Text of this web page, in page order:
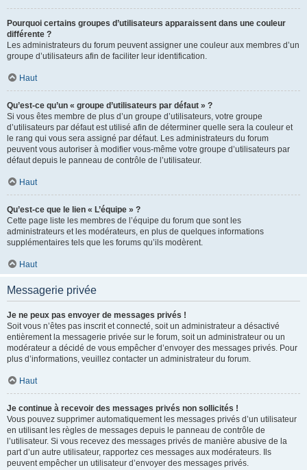
Pourquoi certains groupes d’utilisateurs apparaissent dans une couleur
différente ?
Les administrateurs du forum peuvent assigner une couleur aux membres d’un
groupe d’utilisateurs afin de faciliter leur identification.
Haut
Qu’est-ce qu’un « groupe d’utilisateurs par défaut » ?
Si vous êtes membre de plus d’un groupe d’utilisateurs, votre groupe
d’utilisateurs par défaut est utilisé afin de déterminer quelle sera la couleur et
le rang qui vous sera assigné par défaut. Les administrateurs du forum
peuvent vous autoriser à modifier vous-même votre groupe d’utilisateurs par
défaut depuis le panneau de contrôle de l’utilisateur.
Haut
Qu’est-ce que le lien « L’équipe » ?
Cette page liste les membres de l’équipe du forum que sont les
administrateurs et les modérateurs, en plus de quelques informations
supplémentaires tels que les forums qu’ils modèrent.
Haut
Messagerie privée
Je ne peux pas envoyer de messages privés !
Soit vous n’êtes pas inscrit et connecté, soit un administrateur a désactivé
entièrement la messagerie privée sur le forum, soit un administrateur ou un
modérateur a décidé de vous empêcher d’envoyer des messages privés. Pour
plus d’informations, veuillez contacter un administrateur du forum.
Haut
Je continue à recevoir des messages privés non sollicités !
Vous pouvez supprimer automatiquement les messages privés d’un utilisateur
en utilisant les règles de messages depuis le panneau de contrôle de
l’utilisateur. Si vous recevez des messages privés de manière abusive de la
part d’un autre utilisateur, rapportez ces messages aux modérateurs. Ils
peuvent empêcher un utilisateur d’envoyer des messages privés.